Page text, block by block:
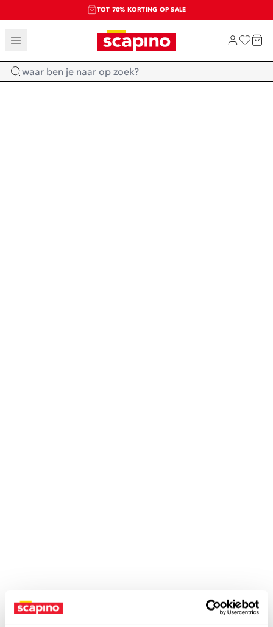
TOT 70% KORTING OP SALE
SALE: LAATSTE KANS!
SHOP NIEUW
Home